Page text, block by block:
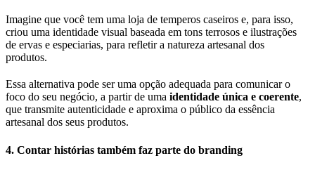
Imagine que você tem uma loja de temperos caseiros e, para isso,
criou uma identidade visual baseada em tons terrosos e ilustrações
de ervas e especiarias, para refletir a natureza artesanal dos
produtos.
Essa alternativa pode ser uma opção adequada para comunicar o
foco do seu negócio, a partir de uma identidade única e coerente,
que transmite autenticidade e aproxima o público da essência
artesanal dos seus produtos.
4. Contar histórias também faz parte do branding